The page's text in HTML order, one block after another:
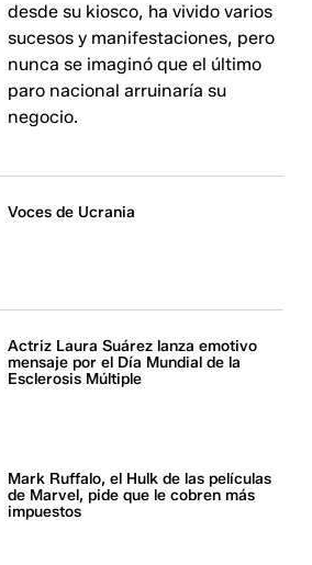
desde su kiosco, ha vivido varios
sucesos y manifestaciones, pero
nunca se imaginó que el último
paro nacional arruinaría su
negocio.
Voces de Ucrania
Actriz Laura Suárez lanza emotivo
mensaje por el Día Mundial de la
Esclerosis Múltiple
Mark Ruffalo, el Hulk de las películas
de Marvel, pide que le cobren más
impuestos